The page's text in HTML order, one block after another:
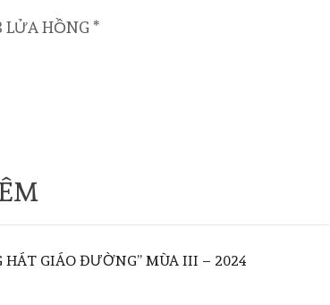
HỒNG *
GIÁO ĐƯỜNG” MÙA III – 2024